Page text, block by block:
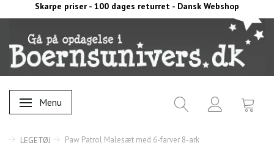
Skarpe priser - 100 dages returret - Dansk Webshop
Skifte navigation
Menu
LEGETØJ Paw Patrol Malesæt med 6-farver 8-ark